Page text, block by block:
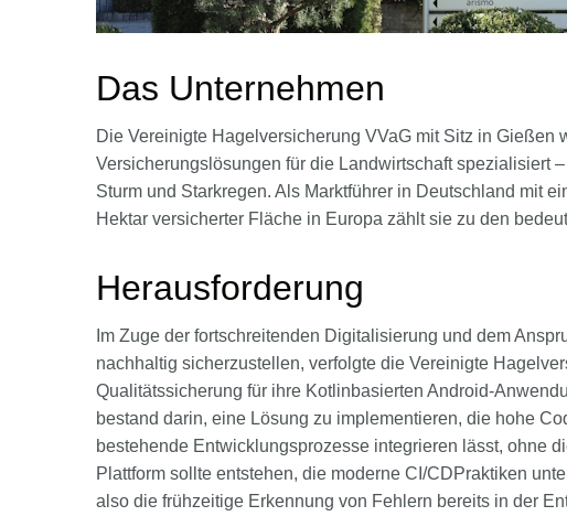
Das Unternehmen
Die Vereinigte Hagelversicherung VVaG mit Sitz in Gießen
Versicherungslösungen für die Landwirtschaft spezialisiert
Sturm und Starkregen. Als Marktführer in Deutschland mit
Hektar versicherter Fläche in Europa zählt sie zu den
Herausforderung
Im Zuge der fortschreitenden Digitalisierung und dem
nachhaltig sicherzustellen, verfolgte die Vereinigte
Qualitätssicherung für ihre Kotlinbasierten Android-
bestand darin, eine Lösung zu implementieren, die hohe
bestehende Entwicklungsprozesse integrieren lässt, ohne
Plattform sollte entstehen, die moderne CI/CDPraktiken
also die frühzeitige Erkennung von Fehlern bereits in der